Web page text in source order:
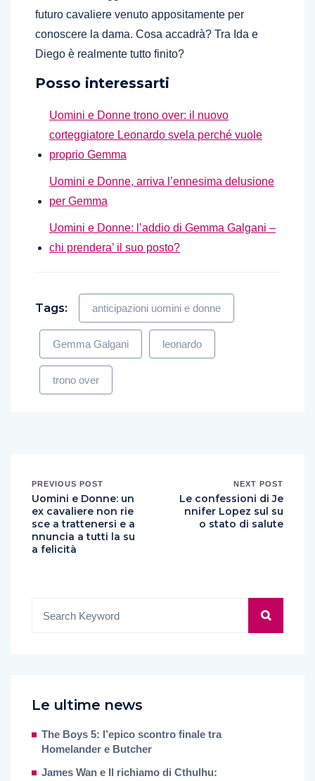
futuro cavaliere venuto appositamente per
conoscere la dama. Cosa accadrà? Tra Ida e
Diego è realmente tutto finito?
Posso interessarti
Uomini e Donne trono over: il nuovo
corteggiatore Leonardo svela perché vuole
proprio Gemma
Uomini e Donne, arriva l’ennesima delusione
per Gemma
Uomini e Donne: l’addio di Gemma Galgani –
chi prendera’ il suo posto?
Tags: anticipazioni uomini e donne
Gemma Galgani leonardo
trono over
PREVIOUS POST
Uomini e Donne: un
ex cavaliere non rie
sce a trattenersi e a
nnuncia a tutti la su
a felicità
NEXT POST
Le confessioni di Je
nnifer Lopez sul su
o stato di salute
Le ultime news
The Boys 5: l’epico scontro finale tra
Homelander e Butcher
James Wan e Il richiamo di Cthulhu: